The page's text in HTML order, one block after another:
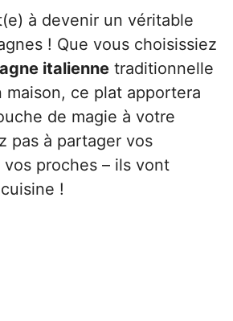
à devenir un véritable
! Que vous choisissiez
italienne traditionnelle
maison, ce plat apportera
de magie à votre
pas à partager vos
proches – ils vont
!